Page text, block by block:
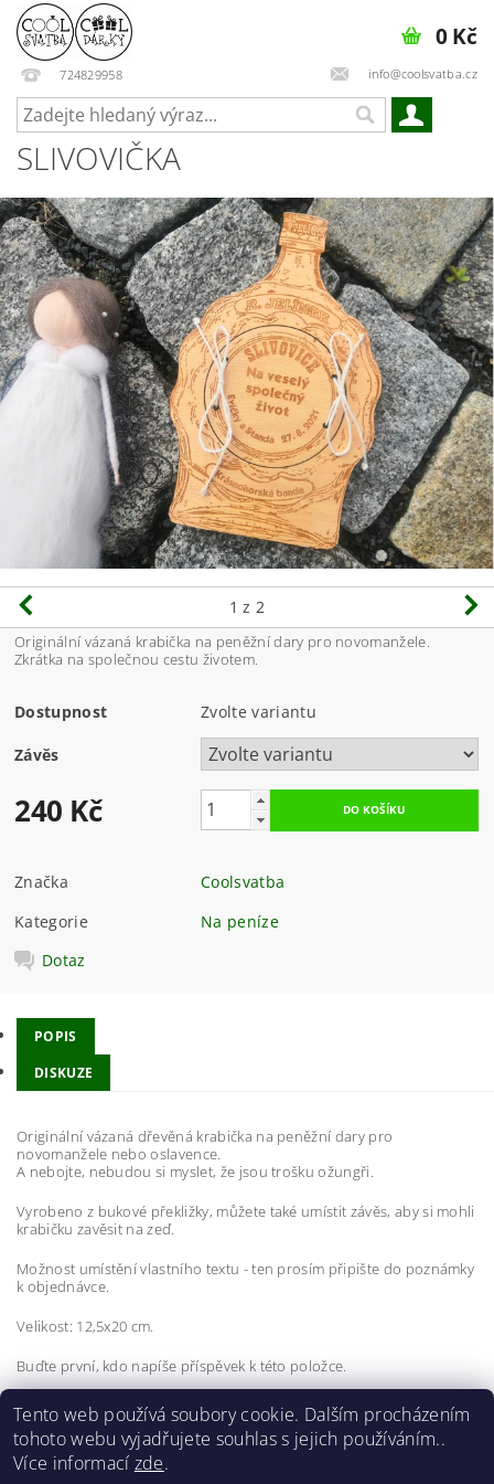
724829958 info@coolsvatba.cz
0 Kč
SLIVOVIČKA
1 z 2
Originální vázaná krabička na peněžní dary pro novomanžele.
Zkrátka na společnou cestu životem.
Dostupnost Zvolte variantu
Závěs
240 Kč
Značka
Coolsvatba
Kategorie
Na peníze
Dotaz
POPIS
DISKUZE
Originální vázaná dřevěná krabička na peněžní dary pro
novomanžele nebo oslavence.
A nebojte, nebudou si myslet, že jsou trošku ožungři.
Vyrobeno z bukové překližky, můžete také umístit závěs, aby si mohli
krabičku zavěsit na zeď.
Možnost umístění vlastního textu - ten prosím připište do poznámky
k objednávce.
Velikost: 12,5x20 cm.
Buďte první, kdo napíše příspěvek k této položce.
Přidat komentář
Tento web používá soubory cookie. Dalším procházením
tohoto webu vyjadřujete souhlas s jejich používáním..
Více informací zde.